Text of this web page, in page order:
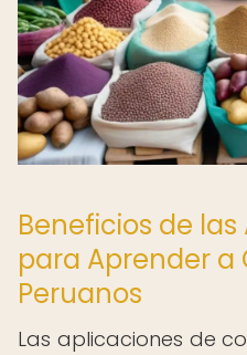
Beneficios de
para Aprender a
Peruanos
Las aplicaciones de